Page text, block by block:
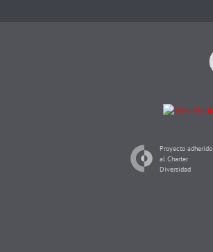
Proyecto adherido
al Charter
Diversidad